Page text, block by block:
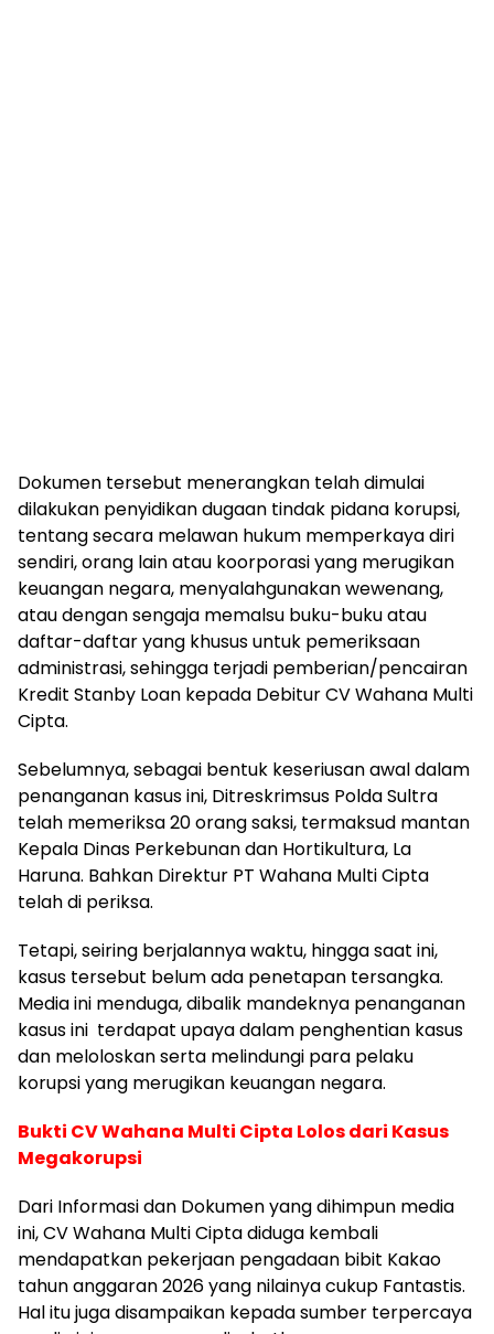
Dokumen tersebut menerangkan telah dimulai
dilakukan penyidikan dugaan tindak pidana korupsi,
tentang secara melawan hukum memperkaya diri
sendiri, orang lain atau koorporasi yang merugikan
keuangan negara, menyalahgunakan wewenang,
atau dengan sengaja memalsu buku-buku atau
daftar-daftar yang khusus untuk pemeriksaan
administrasi, sehingga terjadi pemberian/pencairan
Kredit Stanby Loan kepada Debitur CV Wahana Multi
Cipta.
Sebelumnya, sebagai bentuk keseriusan awal dalam
penanganan kasus ini, Ditreskrimsus Polda Sultra
telah memeriksa 20 orang saksi, termaksud mantan
Kepala Dinas Perkebunan dan Hortikultura, La
Haruna. Bahkan Direktur PT Wahana Multi Cipta
telah di periksa.
Tetapi, seiring berjalannya waktu, hingga saat ini,
kasus tersebut belum ada penetapan tersangka.
Media ini menduga, dibalik mandeknya penanganan
kasus ini terdapat upaya dalam penghentian kasus
dan meloloskan serta melindungi para pelaku
korupsi yang merugikan keuangan negara.
Bukti CV Wahana Multi Cipta Lolos dari Kasus
Megakorupsi
Dari Informasi dan Dokumen yang dihimpun media
ini, CV Wahana Multi Cipta diduga kembali
mendapatkan pekerjaan pengadaan bibit Kakao
tahun anggaran 2026 yang nilainya cukup Fantastis.
Hal itu juga disampaikan kepada sumber terpercaya